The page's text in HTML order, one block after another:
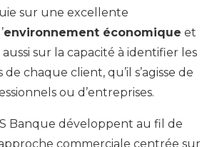
sur une excellente
environnement économique et
sur la capacité à identifier les
chaque client, qu’il s’agisse de
ou d’entreprises.
Banque développent au fil de
commerciale centrée sur